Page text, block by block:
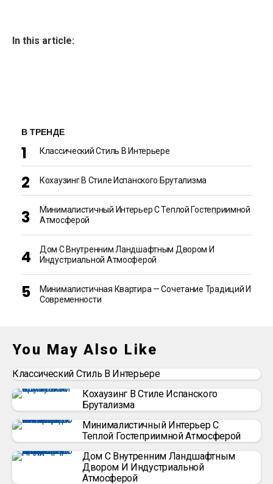
In this article:
В ТРЕНДЕ
Классический Стиль В Интерьере
Кохаузинг В Стиле Испанского Брутализма
Минималистичный Интерьер С Теплой Гостеприимной
Атмосферой
Дом С Внутренним Ландшафтным Двором И
Индустриальной Атмосферой
Минималистичная Квартира — Сочетание Традиций И
Современности
You May Also Like
Классический Стиль В Интерьере
Кохаузинг В Стиле Испанского
Брутализма
Минималистичный Интерьер С
Теплой Гостеприимной Атмосферой
Дом С Внутренним Ландшафтным
Двором И Индустриальной
Атмосферой